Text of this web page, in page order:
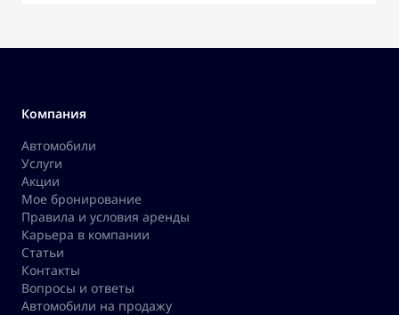
Компания
Автомобили
Услуги
Акции
Мое бронирование
Правила и условия аренды
Карьера в компании
Статьи
Контакты
Вопросы и ответы
Автомобили на продажу